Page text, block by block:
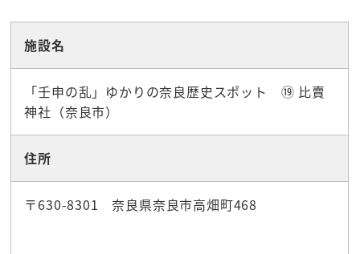
施設名
「壬申の乱」ゆかりの奈良歴史スポット ⑲ 比賣
神社（奈良市）
住所
〒630-8301 奈良県奈良市高畑町468